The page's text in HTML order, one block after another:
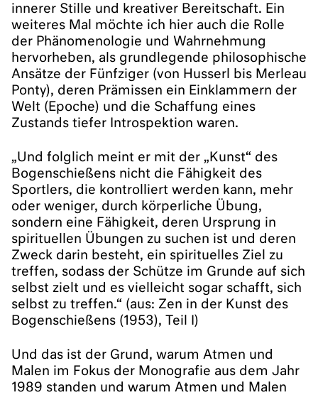
innerer Stille und kreativer Bereitschaft. Ein
weiteres Mal möchte ich hier auch die Rolle
der Phänomenologie und Wahrnehmung
hervorheben, als grundlegende philosophische
Ansätze der Fünfziger (von Husserl bis Merleau
Ponty), deren Prämissen ein Einklammern der
Welt (Epoche) und die Schaffung eines
Zustands tiefer Introspektion waren.
„Und folglich meint er mit der „Kunst“ des
Bogenschießens nicht die Fähigkeit des
Sportlers, die kontrolliert werden kann, mehr
oder weniger, durch körperliche Übung,
sondern eine Fähigkeit, deren Ursprung in
spirituellen Übungen zu suchen ist und deren
Zweck darin besteht, ein spirituelles Ziel zu
treffen, sodass der Schütze im Grunde auf sich
selbst zielt und es vielleicht sogar schafft, sich
selbst zu treffen.“ (aus: Zen in der Kunst des
Bogenschießens (1953), Teil I)
Und das ist der Grund, warum Atmen und
Malen im Fokus der Monografie aus dem Jahr
1989 standen und warum Atmen und Malen